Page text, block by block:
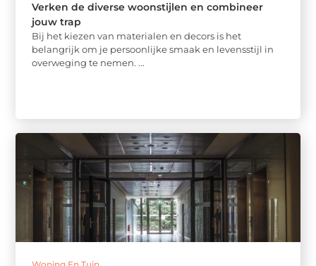
Verken de diverse woonstijlen en combineer
jouw trap
Bij het kiezen van materialen en decors is het
belangrijk om je persoonlijke smaak en levensstijl in
overweging te nemen. ...